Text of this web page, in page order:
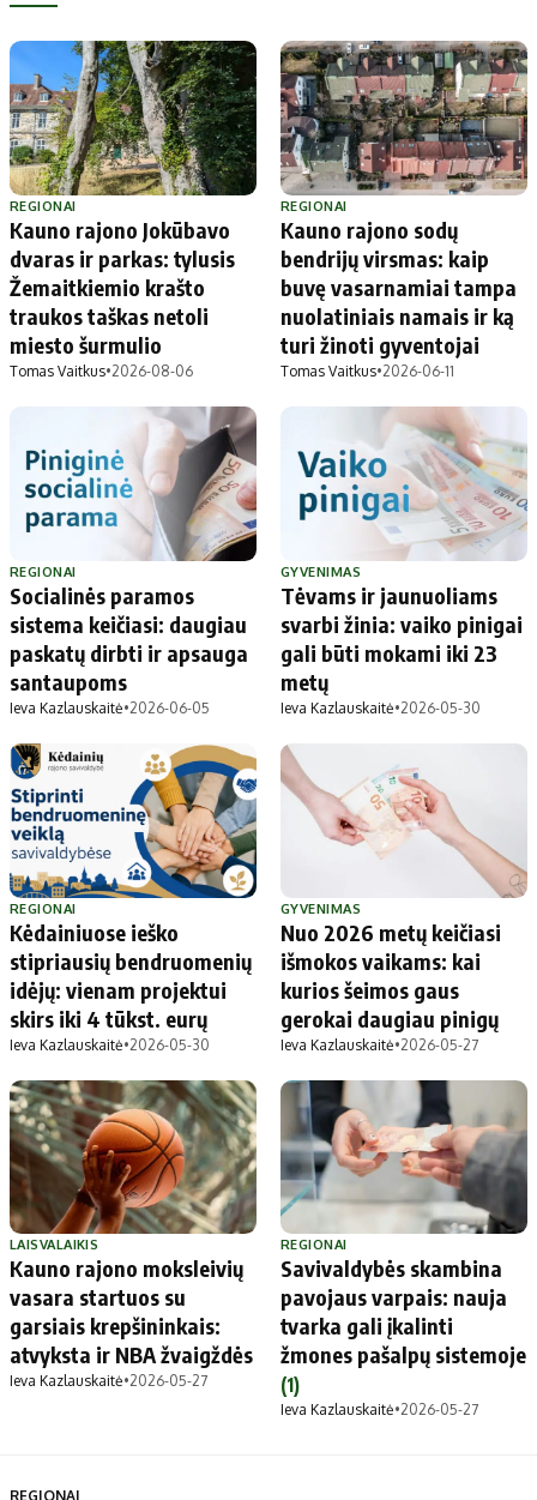
REGIONAI
Kauno rajono Jokūbavo
dvaras ir parkas: tylusis
Žemaitkiemio krašto
traukos taškas netoli
miesto šurmulio
Tomas Vaitkus•2026-08-06
REGIONAI
Kauno rajono sodų
bendrijų virsmas: kaip
buvę vasarnamiai tampa
nuolatiniais namais ir ką
turi žinoti gyventojai
Tomas Vaitkus•2026-06-11
REGIONAI
Socialinės paramos
sistema keičiasi: daugiau
paskatų dirbti ir apsauga
santaupoms
Ieva Kazlauskaitė•2026-06-05
GYVENIMAS
Tėvams ir jaunuoliams
svarbi žinia: vaiko pinigai
gali būti mokami iki 23
metų
Ieva Kazlauskaitė•2026-05-30
REGIONAI
Kėdainiuose ieško
stipriausių bendruomenių
idėjų: vienam projektui
skirs iki 4 tūkst. eurų
Ieva Kazlauskaitė•2026-05-30
GYVENIMAS
Nuo 2026 metų keičiasi
išmokos vaikams: kai
kurios šeimos gaus
gerokai daugiau pinigų
Ieva Kazlauskaitė•2026-05-27
LAISVALAIKIS
Kauno rajono moksleivių
vasara startuos su
garsiais krepšininkais:
atvyksta ir NBA žvaigždės
Ieva Kazlauskaitė•2026-05-27
REGIONAI
Savivaldybės skambina
pavojaus varpais: nauja
tvarka gali įkalinti
žmones pašalpų sistemoje
(1)
Ieva Kazlauskaitė•2026-05-27
REGIONAI